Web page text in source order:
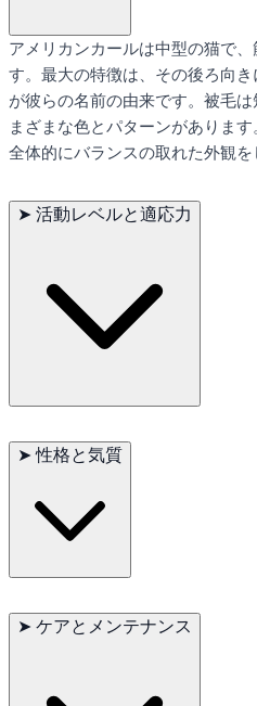
アメリカンカールは中型の猫で
す。最大の特徴は、その後ろ向
が彼らの名前の由来です。被毛
まざまな色とパターンがあります
全体的にバランスの取れた外観を
➤ 活動レベルと適応力
ています。彼らは新しい環境にも
タワーは、アメリカンカールが
です。
➤ 性格と気質
す。彼らは飼い主との深い絆を築
➤ ケアとメンテナンス